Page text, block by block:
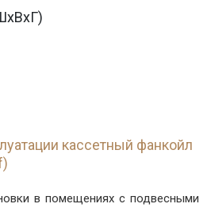
кассетный фанкойл
в помещениях с подвесными